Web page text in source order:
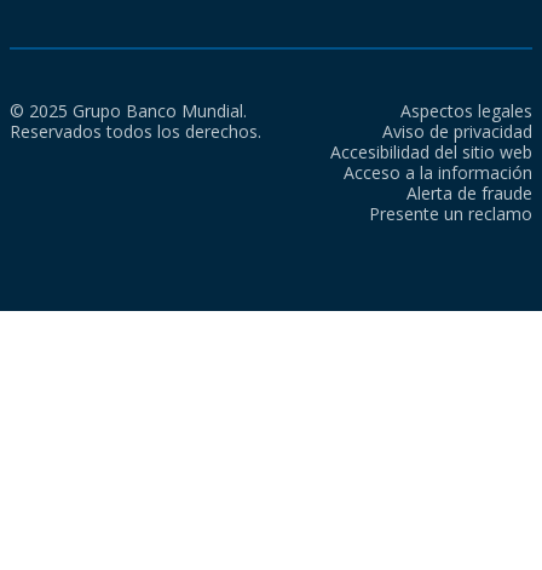
© 2025 Grupo Banco Mundial.
Reservados todos los derechos.
Aspectos legales
Aviso de privacidad
Accesibilidad del sitio web
Acceso a la información
Alerta de fraude
Presente un reclamo